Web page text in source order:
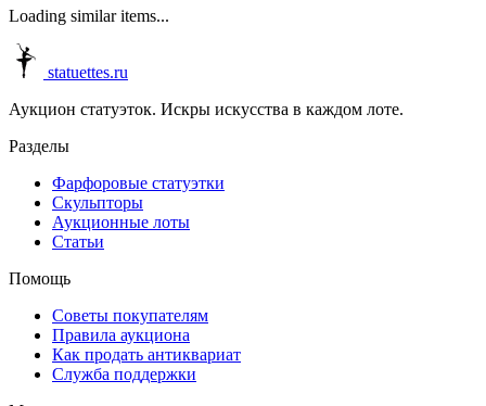
Loading similar items...
statuettes.ru
Аукцион статуэток. Искры искусства в каждом лоте.
Разделы
Фарфоровые статуэтки
Скульпторы
Аукционные лоты
Статьи
Помощь
Советы покупателям
Правила аукциона
Как продать антиквариат
Служба поддержки